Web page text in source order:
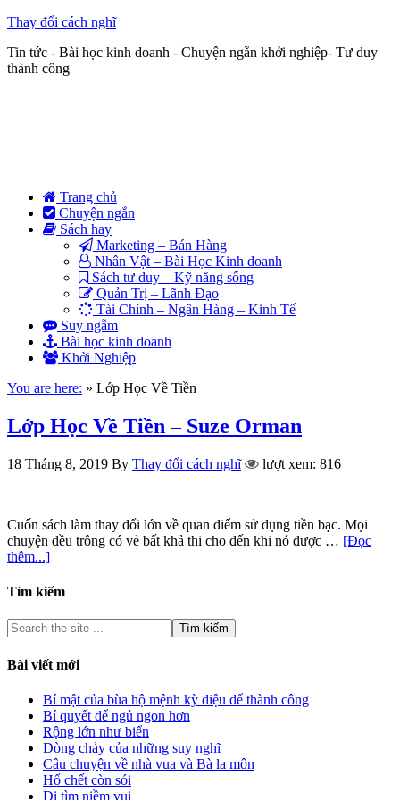
Thay đổi cách nghĩ
Tin tức - Bài học kinh doanh - Chuyện ngắn khởi nghiệp- Tư duy
thành công
Trang chủ
Chuyện ngắn
Sách hay
Marketing – Bán Hàng
Nhân Vật – Bài Học Kinh doanh
Sách tư duy – Kỹ năng sống
Quản Trị – Lãnh Đạo
Tài Chính – Ngân Hàng – Kinh Tế
Suy ngẫm
Bài học kinh doanh
Khởi Nghiệp
You are here: » Lớp Học Về Tiền
Lớp Học Về Tiền – Suze Orman
18 Tháng 8, 2019 By Thay đổi cách nghĩ lượt xem: 816
Cuốn sách làm thay đổi lớn về quan điểm sử dụng tiền bạc. Mọi
chuyện đều trông có vẻ bất khả thi cho đến khi nó được … [Đọc
thêm...]
Tìm kiếm
Bài viết mới
Bí mật của bùa hộ mệnh kỳ diệu để thành công
Bí quyết để ngủ ngon hơn
Rộng lớn như biển
Dòng chảy của những suy nghĩ
Câu chuyện về nhà vua và Bà la môn
Hổ chết còn sói
Đi tìm niềm vui